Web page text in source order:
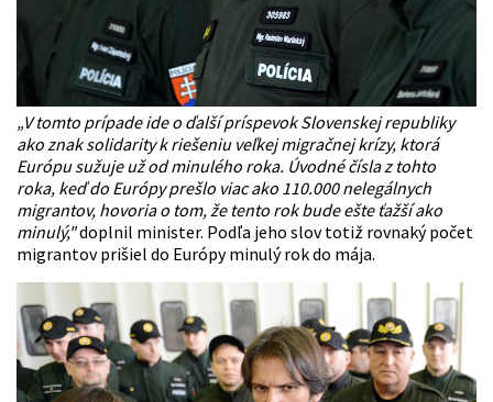
„V tomto prípade ide o ďalší príspevok Slovenskej republiky
ako znak solidarity k riešeniu veľkej migračnej krízy, ktorá
Európu sužuje už od minulého roka. Úvodné čísla z tohto
roka, keď do Európy prešlo viac ako 110.000 nelegálnych
migrantov, hovoria o tom, že tento rok bude ešte ťažší ako
minulý,"doplnil minister. Podľa jeho slov totiž rovnaký počet
migrantov prišiel do Európy minulý rok do mája.